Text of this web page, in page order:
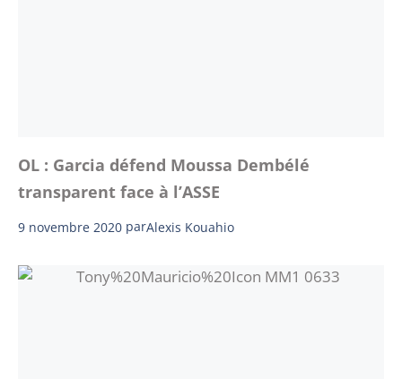
OL : Garcia défend Moussa Dembélé
transparent face à l’ASSE
9 novembre 2020 parAlexis Kouahio